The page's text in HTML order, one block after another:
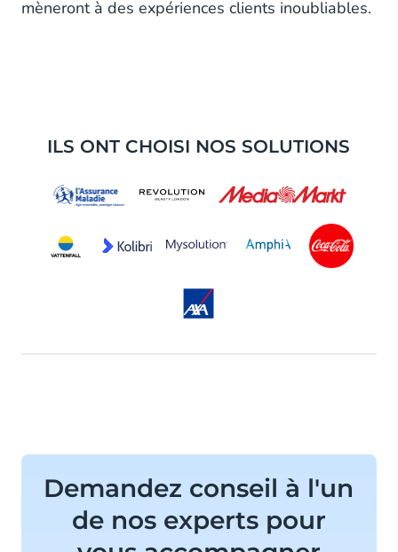
mèneront à des expériences clients inoubliables.
ILS ONT CHOISI NOS SOLUTIONS
Demandez conseil à l'un
de nos experts pour